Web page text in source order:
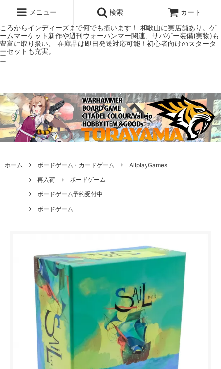
ミアムショップTORAYAMA。通販・オンラインショップです！ ウォー
ハンマーとボードゲームのことなら当店へ！ボードゲームもメジャーど
ころからインディーズまで何でも揃います！ 和歌山に実店舗あり。ゲ
ームマーケット新作や週刊ウォーハンマー関連、サバゲー装備(実物)も
豊富に取り扱い。 在庫品は即日発送対応可能！初心者向けのスタータ
ーセットも充実。
メニュー 検索 カート
ホーム ボードゲーム・カードゲーム
AllplayGames
再入荷
ボードゲーム
ボードゲーム予約受付中
ボードゲーム